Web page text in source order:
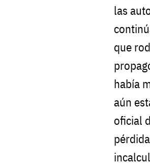
las
que
había
aún
oficial